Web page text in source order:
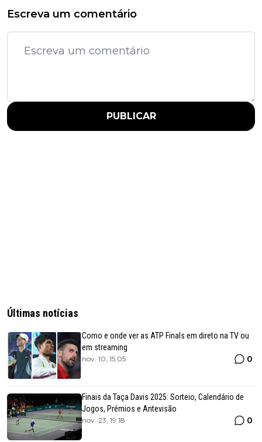
Escreva um comentário
PUBLICAR
Últimas notícias
Como e onde ver as ATP Finals em direto na TV ou
em streaming
nov. 10, 15:05 0
Finais da Taça Davis 2025: Sorteio, Calendário de
Jogos, Prémios e Antevisão
nov. 23, 19:18 0